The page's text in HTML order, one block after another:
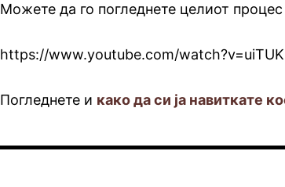
Можете да го погледнете целиот
https://www.youtube.com/
Погледнете и како да си ја навиткате